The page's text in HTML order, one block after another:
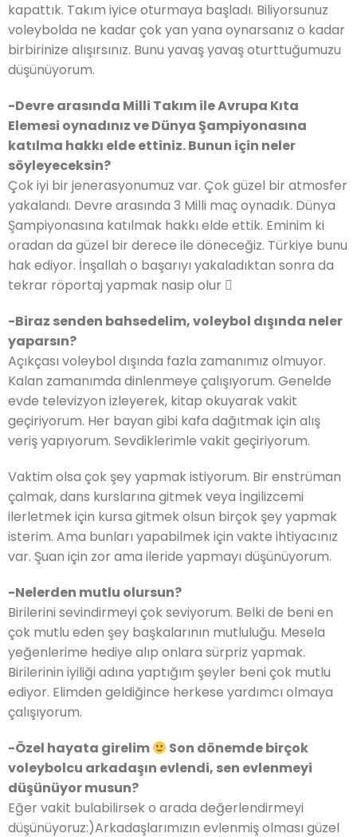
kapattık. Takım iyice oturmaya başladı. Biliyorsunuz
voleybolda ne kadar çok yan yana oynarsanız o kadar
birbirinize alışırsınız. Bunu yavaş yavaş oturttuğumuzu
düşünüyorum.
-Devre arasında Milli Takım ile Avrupa Kıta
Elemesi oynadınız ve Dünya Şampiyonasına
katılma hakkı elde ettiniz. Bunun için neler
söyleyeceksin?
Çok iyi bir jenerasyonumuz var. Çok güzel bir atmosfer
yakalandı. Devre arasında 3 Milli maç oynadık. Dünya
Şampiyonasına katılmak hakkı elde ettik. Eminim ki
oradan da güzel bir derece ile döneceğiz. Türkiye bunu
hak ediyor. İnşallah o başarıyı yakaladıktan sonra da
tekrar röportaj yapmak nasip olur 
-Biraz senden bahsedelim, voleybol dışında neler
yaparsın?
Açıkçası voleybol dışında fazla zamanımız olmuyor.
Kalan zamanımda dinlenmeye çalışıyorum. Genelde
evde televizyon izleyerek, kitap okuyarak vakit
geçiriyorum. Her bayan gibi kafa dağıtmak için alış
veriş yapıyorum. Sevdiklerimle vakit geçiriyorum.
Vaktim olsa çok şey yapmak istiyorum. Bir enstrüman
çalmak, dans kurslarına gitmek veya İngilizcemi
ilerletmek için kursa gitmek olsun birçok şey yapmak
isterim. Ama bunları yapabilmek için vakte ihtiyacınız
var. Şuan için zor ama ileride yapmayı düşünüyorum.
-Nelerden mutlu olursun?
Birilerini sevindirmeyi çok seviyorum. Belki de beni en
çok mutlu eden şey başkalarının mutluluğu. Mesela
yeğenlerime hediye alıp onlara sürpriz yapmak.
Birilerinin iyiliği adına yaptığım şeyler beni çok mutlu
ediyor. Elimden geldiğince herkese yardımcı olmaya
çalışıyorum.
-Özel hayata girelim
Son dönemde birçok
voleybolcu arkadaşın evlendi, sen evlenmeyi
düşünüyor musun?
Eğer vakit bulabilirsek o arada değerlendirmeyi
düşünüyoruz:)Arkadaşlarımızın evlenmiş olması güzel